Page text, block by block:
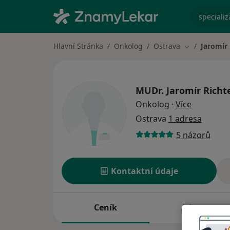
Hlavní Stránka Onkolog Ostrava Změna města
Jaromír
MUDr. Jaromír
Onkolog · Více
Ostrava 1 adresa
5 názorů
Kontaktní údaje
Ceník Adresy